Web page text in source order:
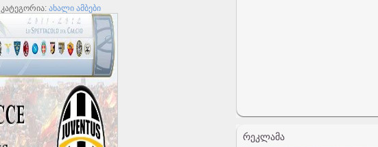
კატეგორია: ახალი ამბები
ᲠᲔᲙᲚᲐᲛᲐ